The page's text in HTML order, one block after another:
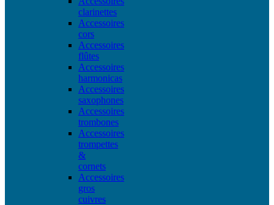
clarinettes
Accessoires
cors
Accessoires
flûtes
Accessoires
harmonicas
Accessoires
saxophones
Accessoires
trombones
Accessoires
trompettes
&
cornets
Accessoires
gros
cuivres